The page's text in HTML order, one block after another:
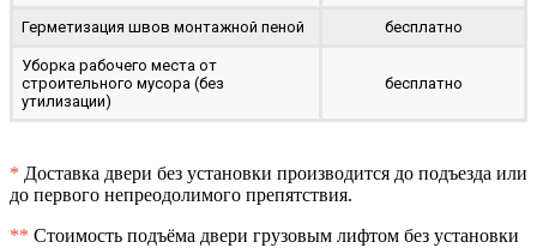
Герметизация швов монтажной пеной бесплатно
Уборка рабочего места от
строительного мусора (без
утилизации)
бесплатно
* Доставка двери без установки производится до подъезда или
до первого непреодолимого препятствия.
** Стоимость подъёма двери грузовым лифтом без установки